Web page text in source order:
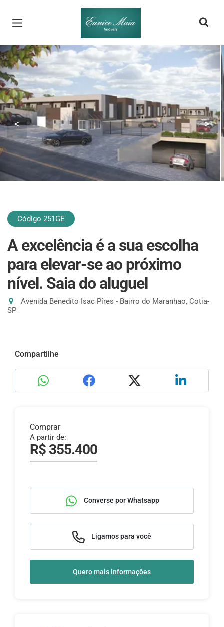
Página inicial
< >
Código 251GE
A excelência é a sua escolha
para elevar-se ao próximo
nível. Saia do aluguel
Avenida Benedito Isac Píres - Bairro do Maranhao, Cotia-
SP
Compartilhe
Comprar
A partir de:
R$ 355.400
Converse por Whatsapp
Ligamos para você
Quero mais informações